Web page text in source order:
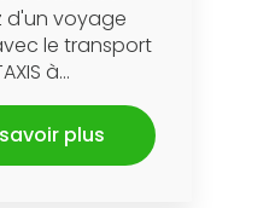
d'un voyage
le transport
à...
plus